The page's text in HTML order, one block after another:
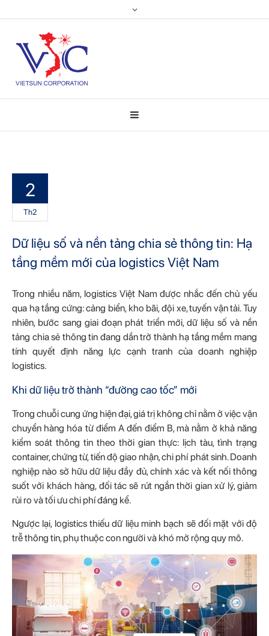
2
Th2
Dữ liệu số và nền tảng chia sẻ thông tin: Hạ
tầng mềm mới của logistics Việt Nam
Trong nhiều năm, logistics Việt Nam được nhắc đến chủ yếu
qua hạ tầng cứng: cảng biển, kho bãi, đội xe, tuyến vận tải. Tuy
nhiên, bước sang giai đoạn phát triển mới, dữ liệu số và nền
tảng chia sẻ thông tin đang dần trở thành hạ tầng mềm mang
tính quyết định năng lực cạnh tranh của doanh nghiệp
logistics.
Khi dữ liệu trở thành “đường cao tốc” mới
Trong chuỗi cung ứng hiện đại, giá trị không chỉ nằm ở việc vận
chuyển hàng hóa từ điểm A đến điểm B, mà nằm ở khả năng
kiểm soát thông tin theo thời gian thực: lịch tàu, tình trạng
container, chứng từ, tiến độ giao nhận, chi phí phát sinh. Doanh
nghiệp nào sở hữu dữ liệu đầy đủ, chính xác và kết nối thông
suốt với khách hàng, đối tác sẽ rút ngắn thời gian xử lý, giảm
rủi ro và tối ưu chi phí đáng kể.
Ngược lại, logistics thiếu dữ liệu minh bạch sẽ đối mặt với độ
trễ thông tin, phụ thuộc con người và khó mở rộng quy mô.